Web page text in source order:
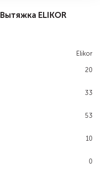
ELIKOR
Elikor
20
33
53
10
0